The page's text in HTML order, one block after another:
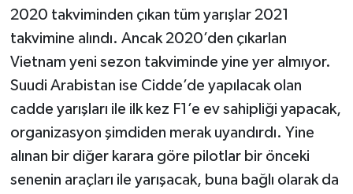
2020 takviminden çıkan tüm yarışlar 2021
takvimine alındı. Ancak 2020’den çıkarlan
Vietnam yeni sezon takviminde yine yer almıyor.
Suudi Arabistan ise Cidde’de yapılacak olan
cadde yarışları ile ilk kez F1’e ev sahipliği yapacak,
organizasyon şimdiden merak uyandırdı. Yine
alınan bir diğer karara göre pilotlar bir önceki
senenin araçları ile yarışacak, buna bağlı olarak da